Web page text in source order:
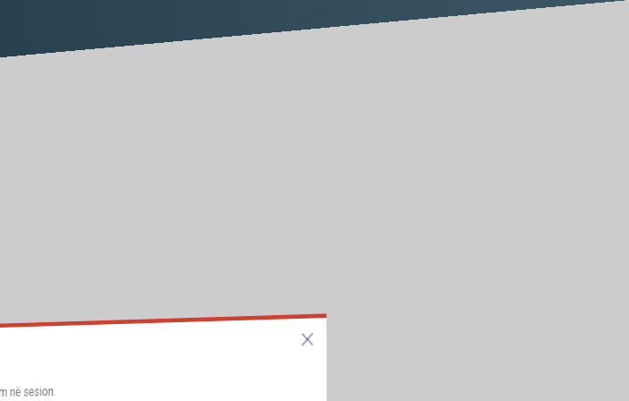
në sesion.